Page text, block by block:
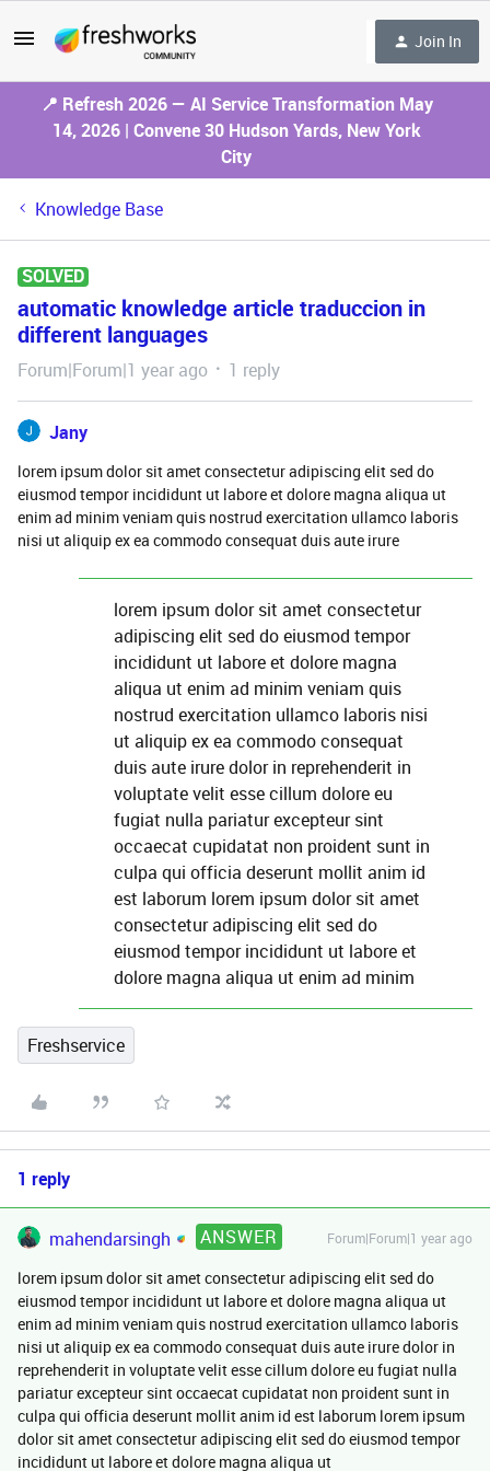
Join In
📍 Refresh 2026 — AI Service Transformation May
14, 2026 | Convene 30 Hudson Yards, New York
City
Knowledge Base
SOLVED
automatic knowledge article traduccion in
different languages
Forum|Forum|1 year ago 1 reply
Jany
lorem ipsum dolor sit amet consectetur adipiscing elit sed do
eiusmod tempor incididunt ut labore et dolore magna aliqua ut
enim ad minim veniam quis nostrud exercitation ullamco laboris
nisi ut aliquip ex ea commodo consequat duis aute irure
lorem ipsum dolor sit amet consectetur
adipiscing elit sed do eiusmod tempor
incididunt ut labore et dolore magna
aliqua ut enim ad minim veniam quis
nostrud exercitation ullamco laboris nisi
ut aliquip ex ea commodo consequat
duis aute irure dolor in reprehenderit in
voluptate velit esse cillum dolore eu
fugiat nulla pariatur excepteur sint
occaecat cupidatat non proident sunt in
culpa qui officia deserunt mollit anim id
est laborum lorem ipsum dolor sit amet
consectetur adipiscing elit sed do
eiusmod tempor incididunt ut labore et
dolore magna aliqua ut enim ad minim
Freshservice
1 reply
mahendarsingh ANSWER Forum|Forum|1 year ago
lorem ipsum dolor sit amet consectetur adipiscing elit sed do
eiusmod tempor incididunt ut labore et dolore magna aliqua ut
enim ad minim veniam quis nostrud exercitation ullamco laboris
nisi ut aliquip ex ea commodo consequat duis aute irure dolor in
reprehenderit in voluptate velit esse cillum dolore eu fugiat nulla
pariatur excepteur sint occaecat cupidatat non proident sunt in
culpa qui officia deserunt mollit anim id est laborum lorem ipsum
dolor sit amet consectetur adipiscing elit sed do eiusmod tempor
incididunt ut labore et dolore magna aliqua ut